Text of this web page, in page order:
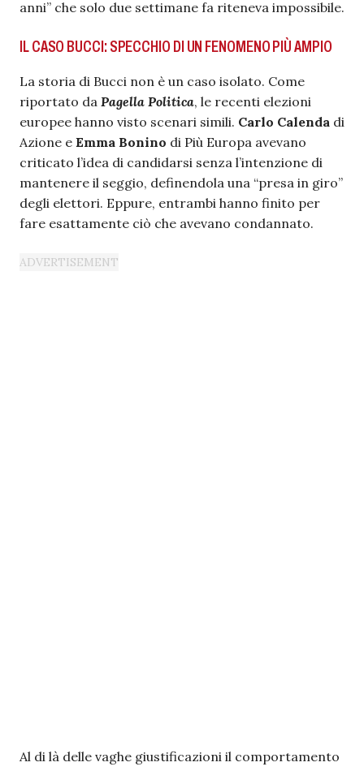
anni” che solo due settimane fa riteneva impossibile.
IL CASO BUCCI: SPECCHIO DI UN FENOMENO PIÙ AMPIO
La storia di Bucci non è un caso isolato. Come
riportato da Pagella Politica, le recenti elezioni
europee hanno visto scenari simili. Carlo Calenda di
Azione e Emma Bonino di Più Europa avevano
criticato l’idea di candidarsi senza l’intenzione di
mantenere il seggio, definendola una “presa in giro”
degli elettori. Eppure, entrambi hanno finito per
fare esattamente ciò che avevano condannato.
Al di là delle vaghe giustificazioni il comportamento